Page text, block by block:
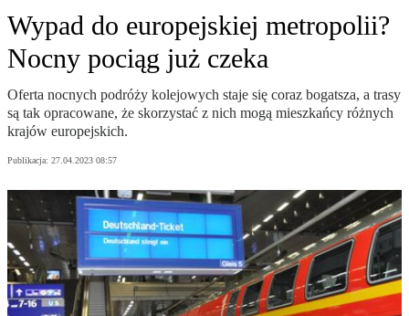
Wypad do europejskiej metropolii?
Nocny pociąg już czeka
Oferta nocnych podróży kolejowych staje się coraz bogatsza, a trasy
są tak opracowane, że skorzystać z nich mogą mieszkańcy różnych
krajów europejskich.
Publikacja: 27.04.2023 08:57